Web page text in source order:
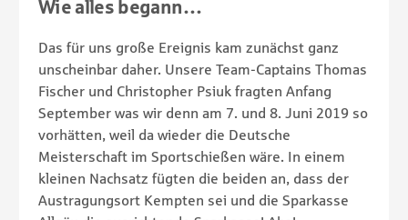
Wie alles begann…
Das für uns große Ereignis kam zunächst ganz
unscheinbar daher. Unsere Team-Captains Thomas
Fischer und Christopher Psiuk fragten Anfang
September was wir denn am 7. und 8. Juni 2019 so
vorhätten, weil da wieder die Deutsche
Meisterschaft im Sportschießen wäre. In einem
kleinen Nachsatz fügten die beiden an, dass der
Austragungsort Kempten sei und die Sparkasse